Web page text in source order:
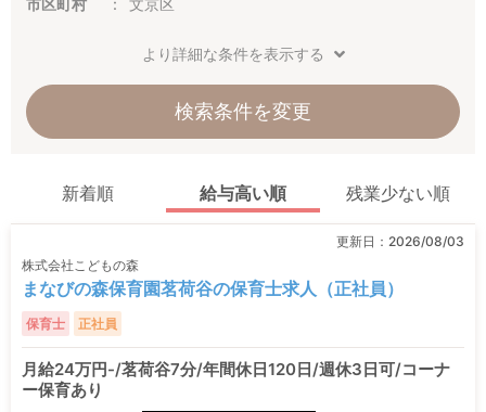
市区町村
文京区
より詳細な条件を表示する
検索条件を変更
新着順 給与高い順 残業少ない順
更新日： 2026/08/03
株式会社こどもの森
まなびの森保育園茗荷谷の保育士求人（正社員）
保育士 正社員
月給24万円-/茗荷谷7分/年間休日120日/週休3日可/コーナ
ー保育あり